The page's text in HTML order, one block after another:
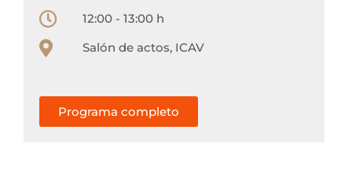
12:00 - 13:00 h
Salón de actos, ICAV
Programa completo